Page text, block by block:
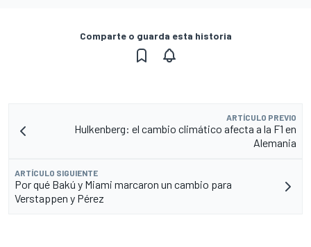
Comparte o guarda esta historia
ARTÍCULO PREVIO
Hulkenberg: el cambio climático afecta a la F1 en
Alemania
ARTÍCULO SIGUIENTE
Por qué Bakú y Miami marcaron un cambio para
Verstappen y Pérez